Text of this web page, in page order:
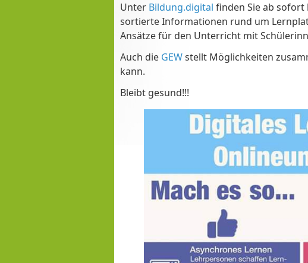
Unter Bildung.digital finden Sie ab
sortierte Informationen rund um
Ansätze für den Unterricht mit
Auch die GEWstellt Möglichkeiten
kann.
Bleibt gesund!!!